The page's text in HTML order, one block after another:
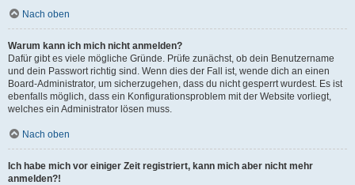
Nach oben
Warum kann ich mich nicht anmelden?
Dafür gibt es viele mögliche Gründe. Prüfe zunächst, ob dein Benutzername
und dein Passwort richtig sind. Wenn dies der Fall ist, wende dich an einen
Board-Administrator, um sicherzugehen, dass du nicht gesperrt wurdest. Es ist
ebenfalls möglich, dass ein Konfigurationsproblem mit der Website vorliegt,
welches ein Administrator lösen muss.
Nach oben
Ich habe mich vor einiger Zeit registriert, kann mich aber nicht mehr
anmelden?!